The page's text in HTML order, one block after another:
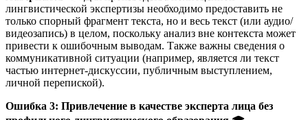
лингвистической экспертизы необходимо предоставить не
только спорный фрагмент текста, но и весь текст (или аудио/
видеозапись) в целом, поскольку анализ вне контекста может
привести к ошибочным выводам. Также важны сведения о
коммуникативной ситуации (например, является ли текст
частью интернет-дискуссии, публичным выступлением,
личной перепиской).
Ошибка 3: Привлечение в качестве эксперта лица без